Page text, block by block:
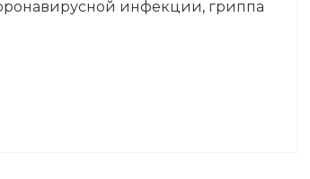
инфекции, гриппа